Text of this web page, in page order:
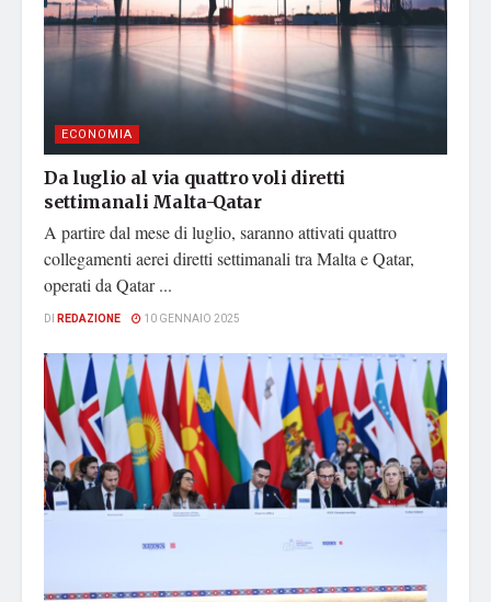
ECONOMIA
Da luglio al via quattro voli diretti
settimanali Malta-Qatar
A partire dal mese di luglio, saranno attivati quattro
collegamenti aerei diretti settimanali tra Malta e Qatar,
operati da Qatar ...
DI REDAZIONE 10 GENNAIO 2025